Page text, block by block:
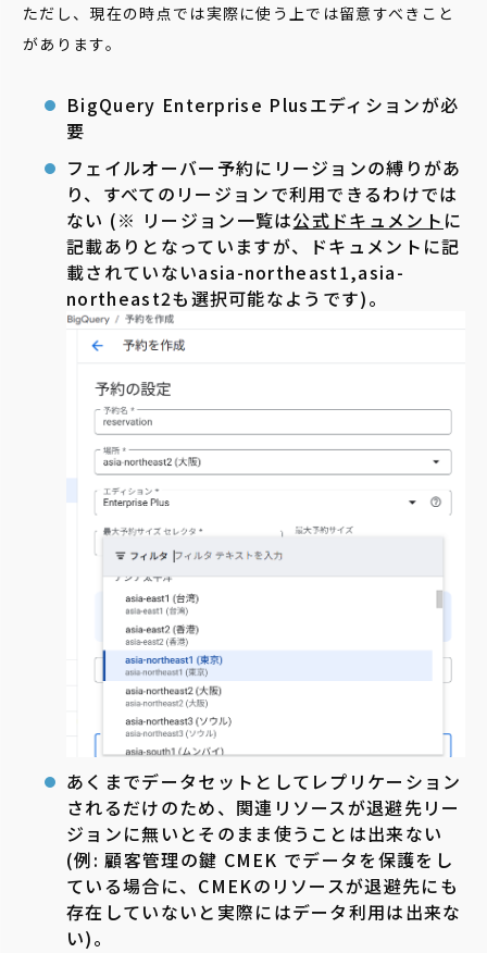
ただし、現在の時点では実際に使う上では留意すべきこと
があります。
BigQuery Enterprise Plusエディションが必
要
フェイルオーバー予約にリージョンの縛りがあ
り、すべてのリージョンで利用できるわけでは
ない (※ リージョン一覧は公式ドキュメント に
記載ありとなっていますが、ドキュメントに記
載されていないasia-northeast1,asia-
northeast2も選択可能なようです)。
あくまでデータセットとしてレプリケーション
されるだけのため、関連リソースが退避先リー
ジョンに無いとそのまま使うことは出来ない
(例: 顧客管理の鍵 CMEK でデータを保護をし
ている場合に、CMEKのリソースが退避先にも
存在していないと実際にはデータ利用は出来な
い)。